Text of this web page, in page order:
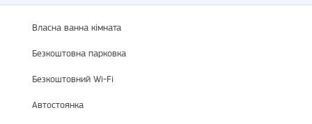
Власна ванна кімната
Безкоштовна парковка
Безкоштовний Wi-Fi
Автостоянка